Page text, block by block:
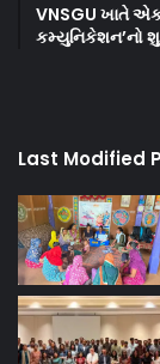
VNSGU ખાતે એક
કમ્યુનિકેશન’નો
Last Modified